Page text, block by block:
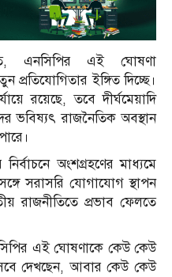
এনসিপির এই ঘোষণা
প্রতিযোগিতার ইঙ্গিত দিচ্ছে।
রয়েছে, তবে দীর্ঘমেয়াদি
ভবিষ্যৎ রাজনৈতিক অবস্থান
অংশগ্রহণের মাধ্যমে
সরাসরি যোগাযোগ স্থাপন
রাজনীতিতে প্রভাব ফেলতে
এই ঘোষণাকে কেউ কেউ
দেখছেন, আবার কেউ কেউ